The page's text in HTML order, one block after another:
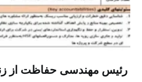
رئیس مهندسی حفاظت از